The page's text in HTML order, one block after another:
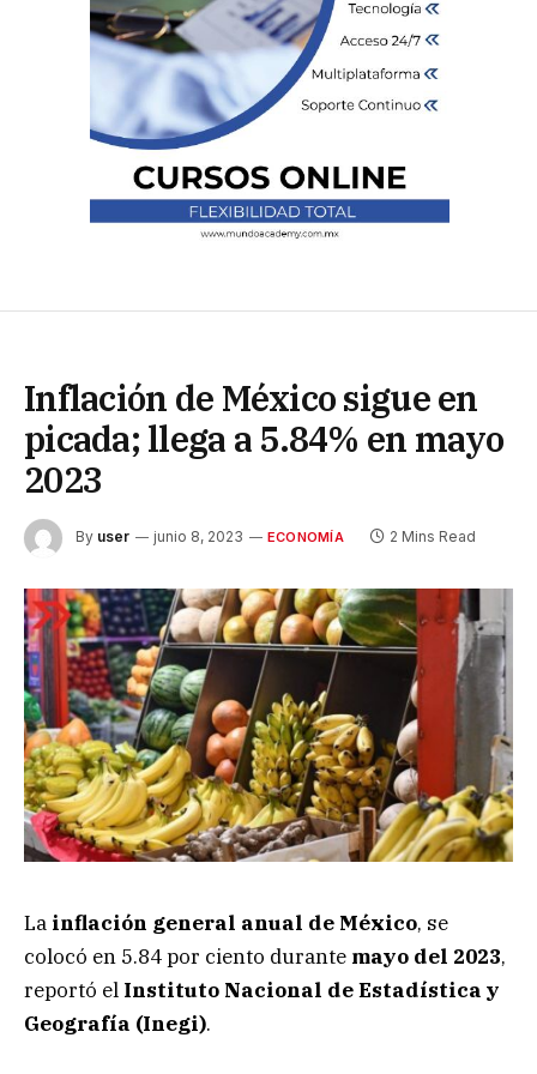
Inflación de México sigue en
picada; llega a 5.84% en mayo
2023
By user junio 8, 2023 ECONOMÍA 2 Mins Read
La inflación general anual de México, se
colocó en 5.84 por ciento durante mayo del 2023,
reportó el Instituto Nacional de Estadística y
Geografía (Inegi).